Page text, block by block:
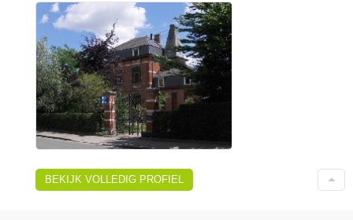
BEKIJK VOLLEDIG PROFIEL